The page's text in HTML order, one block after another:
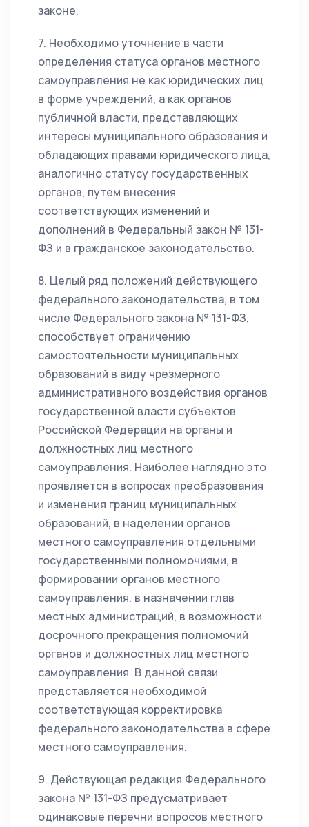
законе.
7. Необходимо уточнение в части
определения статуса органов местного
самоуправления не как юридических лиц
в форме учреждений, а как органов
публичной власти, представляющих
интересы муниципального образования и
обладающих правами юридического лица,
аналогично статусу государственных
органов, путем внесения
соответствующих изменений и
дополнений в Федеральный закон № 131-
ФЗ и в гражданское законодательство.
8. Целый ряд положений действующего
федерального законодательства, в том
числе Федерального закона № 131-ФЗ,
способствует ограничению
самостоятельности муниципальных
образований в виду чрезмерного
административного воздействия органов
государственной власти субъектов
Российской Федерации на органы и
должностных лиц местного
самоуправления. Наиболее наглядно это
проявляется в вопросах преобразования
и изменения границ муниципальных
образований, в наделении органов
местного самоуправления отдельными
государственными полномочиями, в
формировании органов местного
самоуправления, в назначении глав
местных администраций, в возможности
досрочного прекращения полномочий
органов и должностных лиц местного
самоуправления. В данной связи
представляется необходимой
соответствующая корректировка
федерального законодательства в сфере
местного самоуправления.
9. Действующая редакция Федерального
закона № 131-ФЗ предусматривает
одинаковые перечни вопросов местного